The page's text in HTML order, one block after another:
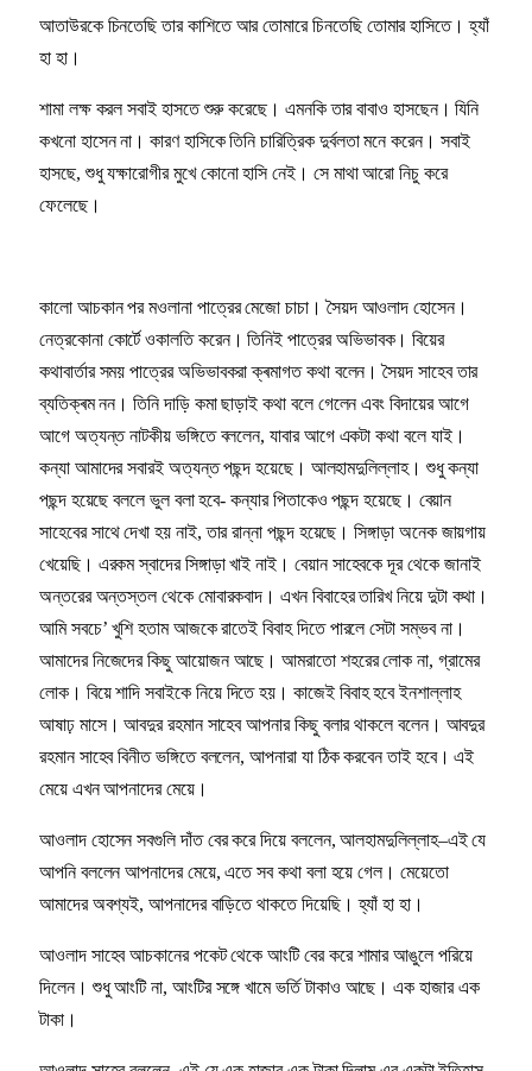
আতাউরকে চিনতেছি তার কাশিতে আর তোমারে চিনতেছি তোমার হাসিতে। হ্যাঁ
হা হা।
শামা লক্ষ করল সবাই হাসতে শুরু করেছে। এমনকি তার বাবাও হাসছেন। যিনি
কখনো হাসেন না। কারণ হাসিকে তিনি চারিত্রিক দুর্বলতা মনে করেন। সবাই
হাসছে, শুধু যক্ষারোগীর মুখে কোনো হাসি নেই। সে মাথা আরো নিচু করে
ফেলেছে।
কালো আচকান পর মওলানা পাত্রের মেজো চাচা। সৈয়দ আওলাদ হোসেন।
নেত্রকোনা কোর্টে ওকালতি করেন। তিনিই পাত্রের অভিভাবক। বিয়ের
কথাবার্তার সময় পাত্রের অভিভাবকরা ক্ৰমাগত কথা বলেন। সৈয়দ সাহেব তার
ব্যতিক্ৰম নন। তিনি দাড়ি কমা ছাড়াই কথা বলে গেলেন এবং বিদায়ের আগে
আগে অত্যন্ত নাটকীয় ভঙ্গিতে বললেন, যাবার আগে একটা কথা বলে যাই।
কন্যা আমাদের সবারই অত্যন্ত পছন্দ হয়েছে। আলহামদুলিল্লাহ। শুধু কন্যা
পছন্দ হয়েছে বললে ভুল বলা হবে- কন্যার পিতাকেও পছন্দ হয়েছে। বেয়ান
সাহেবের সাথে দেখা হয় নাই, তার রান্না পছন্দ হয়েছে। সিঙ্গাড়া অনেক জায়গায়
খেয়েছি। এরকম স্বাদের সিঙ্গাড়া খাই নাই। বেয়ান সাহেবকে দূর থেকে জানাই
অন্তরের অন্তস্তল থেকে মোবারকবাদ। এখন বিবাহের তারিখ নিয়ে দুটা কথা।
আমি সবচে’ খুশি হতাম আজকে রাতেই বিবাহ দিতে পারলে সেটা সম্ভব না।
আমাদের নিজেদের কিছু আয়োজন আছে। আমরাতো শহরের লোক না, গ্রামের
লোক। বিয়ে শাদি সবাইকে নিয়ে দিতে হয়। কাজেই বিবাহ হবে ইনশাল্লাহ
আষাঢ় মাসে। আবদুর রহমান সাহেব আপনার কিছু বলার থাকলে বলেন। আবদুর
রহমান সাহেব বিনীত ভঙ্গিতে বললেন, আপনারা যা ঠিক করবেন তাই হবে। এই
মেয়ে এখন আপনাদের মেয়ে।
আওলাদ হোসেন সবগুলি দাঁত বের করে দিয়ে বললেন, আলহামদুলিল্লাহ–এই যে
আপনি বললেন আপনাদের মেয়ে, এতে সব কথা বলা হয়ে গেল। মেয়েতো
আমাদের অবশ্যই, আপনাদের বাড়িতে থাকতে দিয়েছি। হ্যাঁ হা হা।
আওলাদ সাহেব আচকানের পকেট থেকে আংটি বের করে শামার আঙুলে পরিয়ে
দিলেন। শুধু আংটি না, আংটির সঙ্গে খামে ভর্তি টাকাও আছে। এক হাজার এক
টাকা।